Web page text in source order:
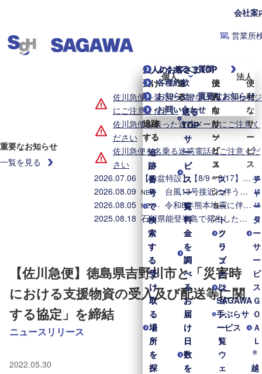
会社案
営業所
個人
個人のお客さまTOP
受け
取
る・
追跡
する
追
跡
番
号
で
検
索
す
る
受
け
取
る
場
所
を
探
送
る
送る
TOP
サ
ー
ビ
ス
一
覧
料
金
を
調
べ
る
お
届
け
日
数
を
便
利
な
サ
ー
ビ
ス
ス
マ
ー
ト
ク
ラ
ブ
と
は
SAGAWA
手ぶらサ
ービス
法人
法人のお客さまTOP
受け
取
る・
追跡
する
追
跡
番
号
で
検
索
す
る
受
け
取
る
場
所
を
探
送
る
送る
TOP
サ
ー
ビ
ス
一
覧
料
金
を
調
べ
る
お
届
け
日
数
を
法
人
向
け
ソ
リ
ュ
ー
シ
ョ
ン
ソ
リ
ュ
ー
シ
ョ
ン
一
覧
ウ
ェ
便
利
な
サ
ー
ビ
ス
チ
ャ
ー
タ
ー
サ
ー
ビ
ス
Ｇ
Ｏ
Ａ
Ｌ
®
越
よくあるご質問
各種約款
お知らせ・重要なお知らせ
お問い合わせ
重要なお知らせ
一覧を見る
佐川急便を装った不審なLINEメッセージ
にご注意ください
佐川急便を装った迷惑メールにご注意く
ださい
佐川急便を名乗る迷惑電話にご注意くだ
さい
2026.07.06
【お盆特設】【8/9～8/17】お盆期間中の集配業務のご案内
2026.08.09 NEW
台風13号接近に伴う集配業務への影響について（2026年8月9日8時時点）
2026.08.05 NEW
令和8年熊本地震に伴う集配への影響について（2026年8月5日8時時点）
2025.08.18
石川県能登半島で発生した地震・大雨に伴う配送への影響について
【佐川急便】徳島県吉野川市と「災害時
における支援物資の受入及び配送等に関
する協定」を締結
ニュースリリース
2022.05.30